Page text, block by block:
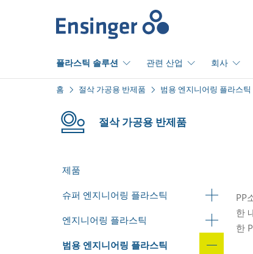
플라스틱 솔루션 관련 산업 회사
홈 절삭 가공용 반제품 범용 엔지니어링 플라스틱
절삭 가공용 반제품
제품
슈퍼 엔지니어링 플라스틱
엔지니어링 플라스틱
범용 엔지니어링 플라스틱
PP
한
한